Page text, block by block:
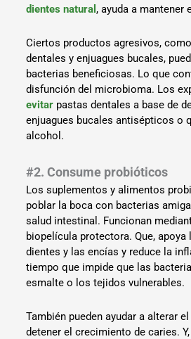
dientes natural, ayuda a mantener
Ciertos productos agresivos,
dentales y enjuagues bucales,
bacterias beneficiosas. Lo que
disfunción del microbioma. Los
evitar pastas dentales a base de
enjuagues bucales antisépticos o
alcohol.
#2. Consume probióticos
Los suplementos y alimentos
poblar la boca con bacterias
salud intestinal. Funcionan
biopelícula protectora. Que, apoya
dientes y las encías y reduce la
tiempo que impide que las
esmalte o los tejidos vulnerables.
También pueden ayudar a alterar
detener el crecimiento de caries.